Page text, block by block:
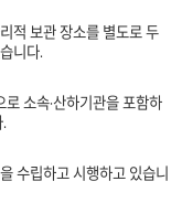
적 보관 장소를 별도로 두
니다.
소속·산하기관을 포함하
수립하고 시행하고 있습니